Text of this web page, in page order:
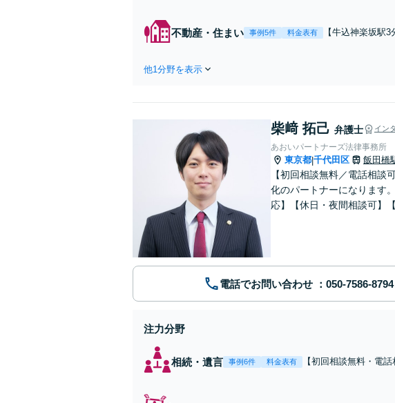
不動産・住まい 事例5件 料金表有
【牛込神楽坂駅
他1分野を表示
柴﨑 拓己 弁護士 イン
あおいパートナーズ法律事務所
東京都|千代田区 飯田橋
【初回相談無料／電話相
化のパートナーになります
応】【休日・夜間相談可】
電話でお問い合わせ
注力分野
相続・遺言 事例6件 料金表有
【初回相談無料・電